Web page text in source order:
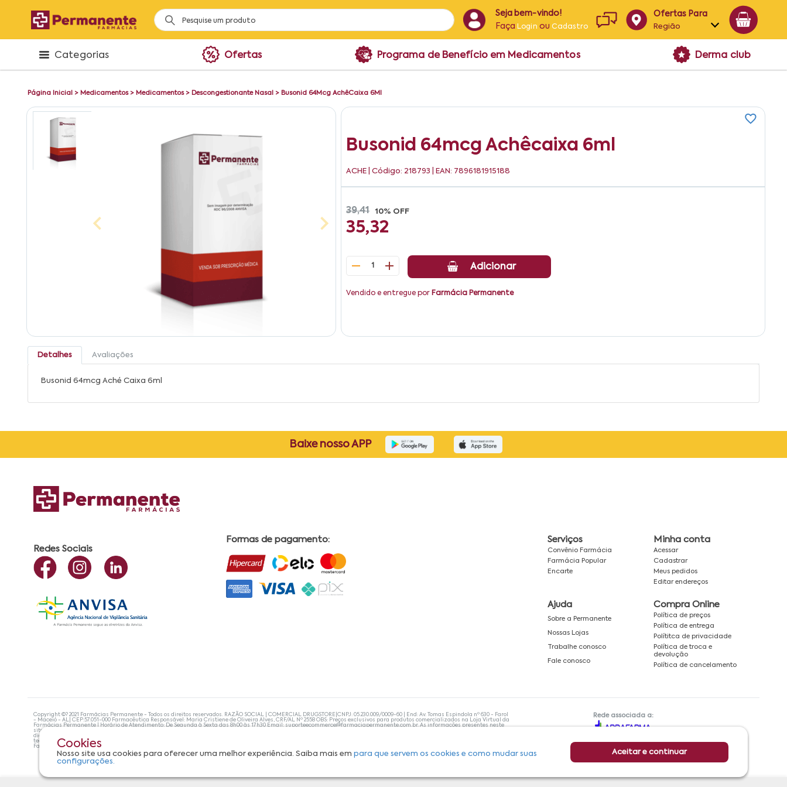
Seja bem-vindo!
Faça Login ouCadastro
Ofertas Para
Região
Alagoas
Categorias Ofertas Programa de Benefício em Medicamentos Derma club
Página Inicial > Medicamentos> Medicamentos> Descongestionante Nasal > Busonid 64Mcg AchêCaixa 6Ml
Busonid 64mcg Achêcaixa 6ml
ACHE | Código: 218793 | EAN: 7896181915188
39,41 10% OFF
35,32
1 Adicionar
Vendido e entregue por Farmácia Permanente
Detalhes Avaliações
Busonid 64mcg Aché Caixa 6ml
Cookies
Nosso site usa cookies para oferecer uma melhor experiência. Saiba mais empara que servem os cookies e como mudar suas
configurações.
Aceitar e continuar
Baixe nosso APP
Redes Sociais
Formas de pagamento: Serviços
Convênio Farmácia
Farmácia Popular
Encarte
Minha conta
Acessar
Cadastrar
Meus pedidos
Editar endereços
Ajuda
Sobre a Permanente
Nossas Lojas
Trabalhe conosco
Fale conosco
Compra Online
Política de preços
Política de entrega
Polítitca de privacidade
Política de troca e
devolução
Política de cancelamento
Copyright ©? 2021 Farmácias Permanente - Todos os direitos reservados. RAZÃO SOCIAL | COMERCIAL DRUGSTORE|CNPJ: 05.230.009/0009-60 | End: Av. Tomas Espindola nº 630 - Farol
- Maceió - AL| CEP:57.051-000 Farmacêutica Responsável: Maria Cristiene de Oliveira Alves, CRF/AL Nº 2558 OBS: Preços exclusivos para produtos comercializados na Loja Virtual da
Farmácias Permanente | Horário de Atendimento: De Segunda à Sexta das 8h00 às 17h30 Email: suporteecommerce@farmaciapermanente.com.br. As informações presentes neste
site não devem ser utilizadas para automedicação e, de forma alguma, substituem as orientações de um profissional da área médica. Apenas o médico está capacitado para
diagnosticar problemas de saúde e prescrever o tratamento adequado. Se os sintomas persistirem, um médico deve ser consultado. A Farmácia Permanente trabalha com as
tecnologias mais avançadas de proteção de dados, para que você possa realizar suas compras com tranquilidade. A privacidade e a segurança dos clientes são compromissos da
Farmácias Permanente. Todos os pedidos efetuados estão sujeitos à confirmação da disponibilidade de produto em nosso estoque.
Rede associada a: